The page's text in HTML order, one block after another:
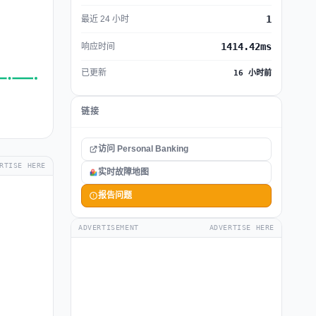
HERE
最近 24 小时 1
响应时间 1414.42ms
已更新 16 小时前
链接
访问 Personal Banking
实时故障地图
报告问题
ADVERTISEMENT ADVERTISE HERE